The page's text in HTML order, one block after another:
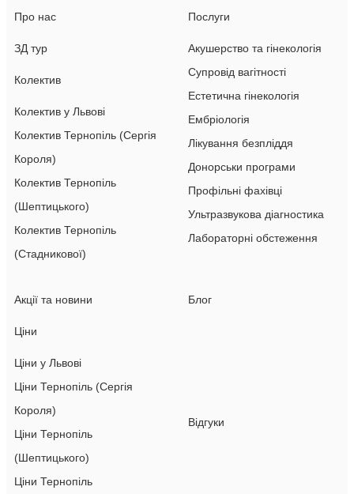
Про нас
ЗД тур
Колектив
Колектив у Львові
Колектив Тернопіль (Сергія
Короля)
Колектив Тернопіль
(Шептицького)
Колектив Тернопіль
(Стадникової)
Послуги
Акушерство та гінекологія
Супровід вагітності
Естетична гінекологія
Ембріологія
Лікування безпліддя
Донорськи програми
Профільні фахівці
Ультразвукова діагностика
Лабораторні обстеження
Ціни
Ціни у Львові
Ціни Тернопіль (Сергія
Короля)
Ціни Тернопіль
(Шептицького)
Ціни Тернопіль
Акції та новини Блог
Відгуки